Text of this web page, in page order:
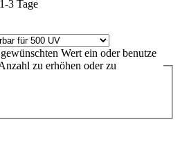
3 Tage
Wert ein oder benutze
zu erhöhen oder zu